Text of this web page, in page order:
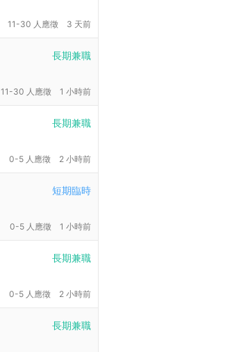
11-30 人應徵 3 天前
長期兼職
11-30 人應徵 1 小時前
長期兼職
0-5 人應徵 2 小時前
短期臨時
0-5 人應徵 1 小時前
長期兼職
0-5 人應徵 2 小時前
長期兼職